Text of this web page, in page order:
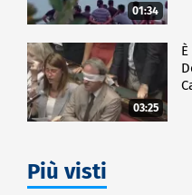
01:34
03:25
Più visti